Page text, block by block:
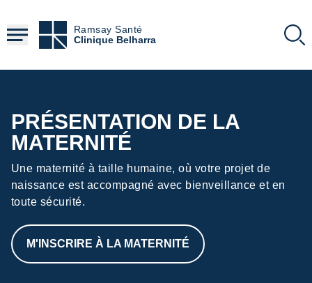
contenu
principal
Ramsay Santé
Clinique Belharra
PRÉSENTATION DE LA
MATERNITÉ
Une maternité à taille humaine, où votre projet de
naissance est accompagné avec bienveillance et en
toute sécurité.
M'INSCRIRE À LA MATERNITÉ